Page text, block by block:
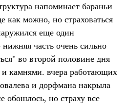
напоминает бараньи
как можно, но страховаться
еще один
часть очень сильно
во второй половине дня
камнями. вчера работающих
и дорфмана накрыла
обошлось, но страху все